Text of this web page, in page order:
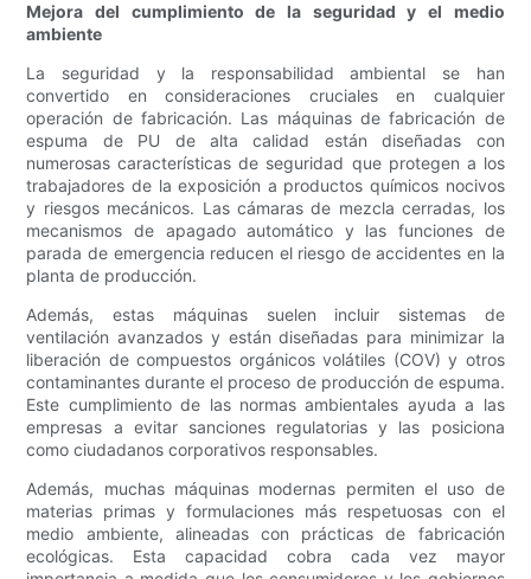
Mejora del cumplimiento de la seguridad y el medio
ambiente
La seguridad y la responsabilidad ambiental se han
convertido en consideraciones cruciales en cualquier
operación de fabricación. Las máquinas de fabricación de
espuma de PU de alta calidad están diseñadas con
numerosas características de seguridad que protegen a los
trabajadores de la exposición a productos químicos nocivos
y riesgos mecánicos. Las cámaras de mezcla cerradas, los
mecanismos de apagado automático y las funciones de
parada de emergencia reducen el riesgo de accidentes en la
planta de producción.
Además, estas máquinas suelen incluir sistemas de
ventilación avanzados y están diseñadas para minimizar la
liberación de compuestos orgánicos volátiles (COV) y otros
contaminantes durante el proceso de producción de espuma.
Este cumplimiento de las normas ambientales ayuda a las
empresas a evitar sanciones regulatorias y las posiciona
como ciudadanos corporativos responsables.
Además, muchas máquinas modernas permiten el uso de
materias primas y formulaciones más respetuosas con el
medio ambiente, alineadas con prácticas de fabricación
ecológicas. Esta capacidad cobra cada vez mayor